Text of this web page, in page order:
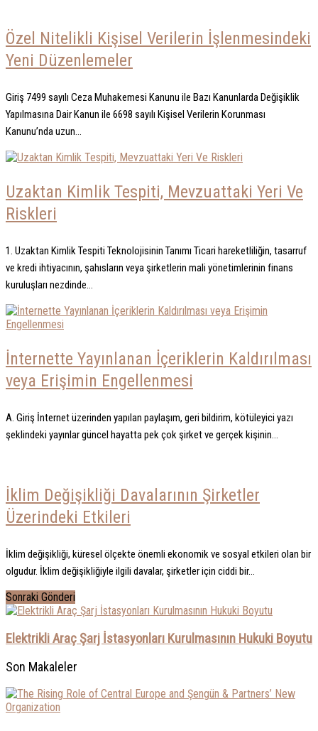
Özel Nitelikli Kişisel Verilerin İşlenmesindeki
Yeni Düzenlemeler
Giriş 7499 sayılı Ceza Muhakemesi Kanunu ile Bazı Kanunlarda Değişiklik
Yapılmasına Dair Kanun ile 6698 sayılı Kişisel Verilerin Korunması
Kanunu’nda uzun...
Uzaktan Kimlik Tespiti, Mevzuattaki Yeri Ve
Riskleri
1. Uzaktan Kimlik Tespiti Teknolojisinin Tanımı Ticari hareketliliğin, tasarruf
ve kredi ihtiyacının, şahısların veya şirketlerin mali yönetimlerinin finans
kuruluşları nezdinde...
İnternette Yayınlanan İçeriklerin Kaldırılması
veya Erişimin Engellenmesi
A. Giriş İnternet üzerinden yapılan paylaşım, geri bildirim, kötüleyici yazı
şeklindeki yayınlar güncel hayatta pek çok şirket ve gerçek kişinin...
İklim Değişikliği Davalarının Şirketler
Üzerindeki Etkileri
İklim değişikliği, küresel ölçekte önemli ekonomik ve sosyal etkileri olan bir
olgudur. İklim değişikliğiyle ilgili davalar, şirketler için ciddi bir...
Sonraki Gönderi
Elektrikli Araç Şarj İstasyonları Kurulmasının Hukuki Boyutu
Son Makaleler